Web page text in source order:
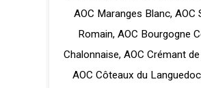
AOC Maranges Blanc, AOC
Romain, AOC Bourgogne
Chalonnaise,AOC Crémant
AOC Côteaux du Languedoc